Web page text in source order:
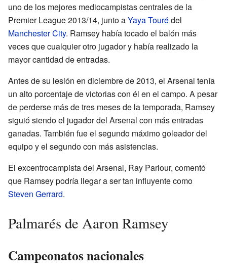
uno de los mejores mediocampistas centrales de la
Premier League 2013/14, junto aYaya Tourédel
Manchester City. Ramsey había tocado el balón más
veces que cualquier otro jugador y había realizado la
mayor cantidad de entradas.
Antes de su lesión en diciembre de 2013, el Arsenal tenía
un alto porcentaje de victorias con él en el campo. A pesar
de perderse más de tres meses de la temporada, Ramsey
siguió siendo el jugador del Arsenal con más entradas
ganadas. También fue el segundo máximo goleador del
equipo y el segundo con más asistencias.
El excentrocampista del Arsenal, Ray Parlour, comentó
que Ramsey podría llegar a ser tan influyente como
Steven Gerrard.
Palmarés de Aaron Ramsey
Campeonatos nacionales